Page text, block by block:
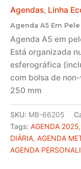
Agendas, Linha
Agenda A5 Em
Agenda A5 em
Está organizada
esferográfica
com bolsa de
250 mm
SKU: MB-66205
Tags: AGENDA 2025,
DIÁRIA, AGENDA
AGENDA